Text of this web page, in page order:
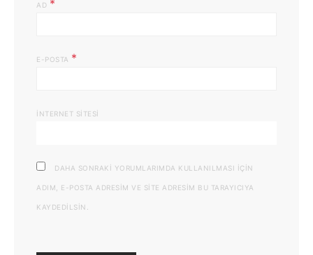
AD *
E-POSTA *
İNTERNET SITESI
DAHA SONRAKI YORUMLARIMDA KULLANILMASI IÇIN
ADIM, E-POSTA ADRESIM VE SITE ADRESIM BU TARAYICIYA
KAYDEDILSIN.